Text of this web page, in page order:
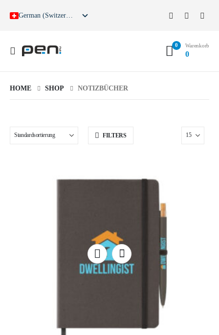
German (Switzerland)
French
Spanish
0 Warenkorb
0
HOME SHOP NOTIZBÜCHER
FILTERS